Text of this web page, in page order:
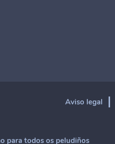
Aviso legal
para todos os peludiños